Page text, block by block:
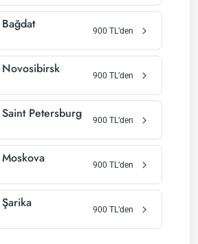
Bağdat 900 TL’den
Novosibirsk 900 TL’den
Saint Petersburg 900 TL’den
Moskova 900 TL’den
Şarika 900 TL’den